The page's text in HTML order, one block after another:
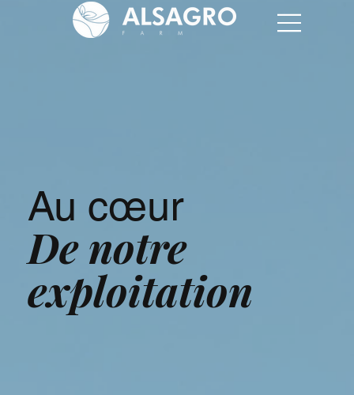
Au cœur
De notre
exploitation